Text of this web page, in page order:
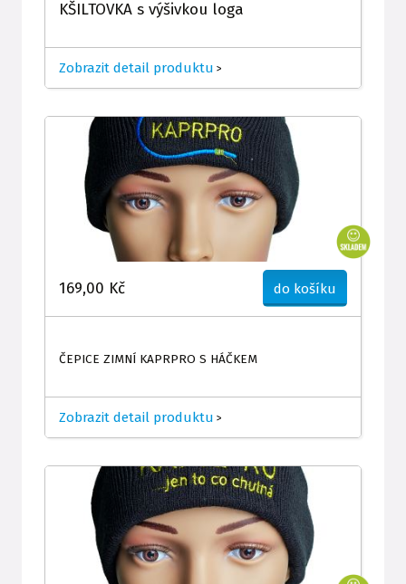
KŠILTOVKA s výšivkou loga
Zobrazit detail produktu >
169,00 Kč do košíku
ČEPICE ZIMNÍ KAPRPRO S HÁČKEM
Zobrazit detail produktu >